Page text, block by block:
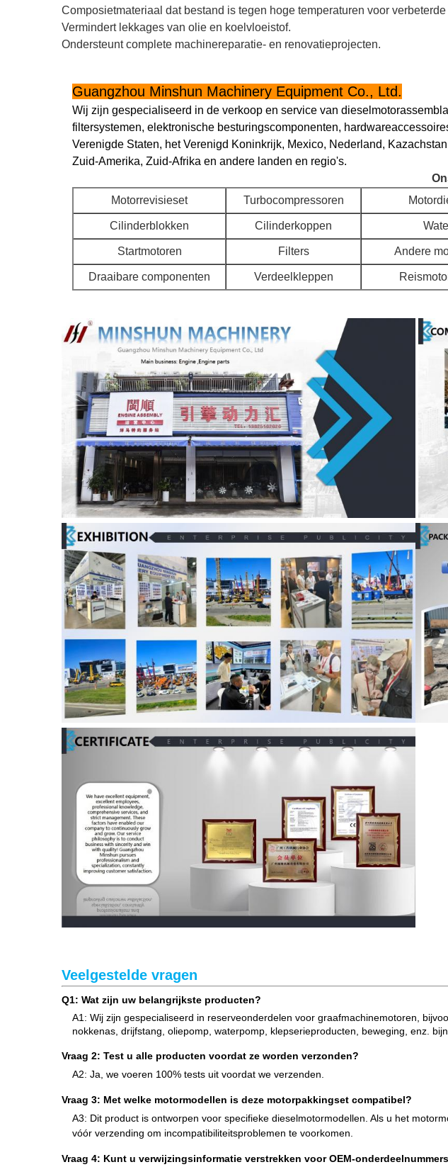
Composietmateriaal dat bestand is tegen hoge temperaturen voor
Vermindert lekkages van olie en koelvloeistof.
Ondersteunt complete machinereparatie- en renovatieprojecten.
Guangzhou Minshun Machinery Equipment Co., Ltd.
Wij zijn gespecialiseerd in de verkoop en service van
filtersystemen, elektronische besturingscomponenten,
Verenigde Staten, het Verenigd Koninkrijk, Mexico, Nederland,
Zuid-Amerika, Zuid-Afrika en andere landen en regio's.
Motorrevisieset
Turbocompressoren
Cilinderblokken Cilinderkoppen
Startmotoren Filters Andere
Draaibare componenten Verdeelkleppen
Veelgestelde vragen
Q1: Wat zijn uw belangrijkste producten?
A1: Wij zijn gespecialiseerd in reserveonderdelen voor graafmachinemotoren,
nokkenas, drijfstang, oliepomp, waterpomp, klepserieproducten, beweging, enz.
Vraag 2: Test u alle producten voordat ze worden verzonden?
A2: Ja, we voeren 100% tests uit voordat we verzenden.
Vraag 3: Met welke motormodellen is deze motorpakkingset compatibel?
A3: Dit product is ontworpen voor specifieke dieselmotormodellen. Als u het
vóór verzending om incompatibiliteitsproblemen te voorkomen.
Vraag 4: Kunt u verwijzingsinformatie verstrekken voor OEM-